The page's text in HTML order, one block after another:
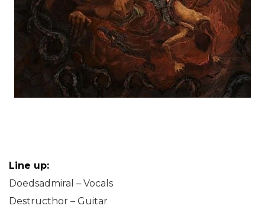
Line up:
Doedsadmiral – Vocals
Destructhor – Guitar